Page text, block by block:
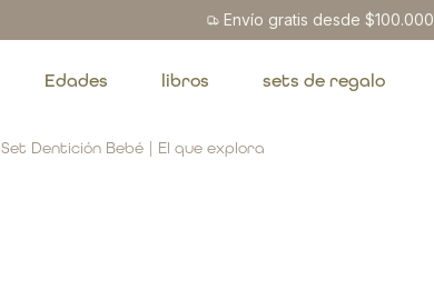
Envío gratis desde $100.000
Edades libros sets de regalo
Set Dentición Bebé | El que explora